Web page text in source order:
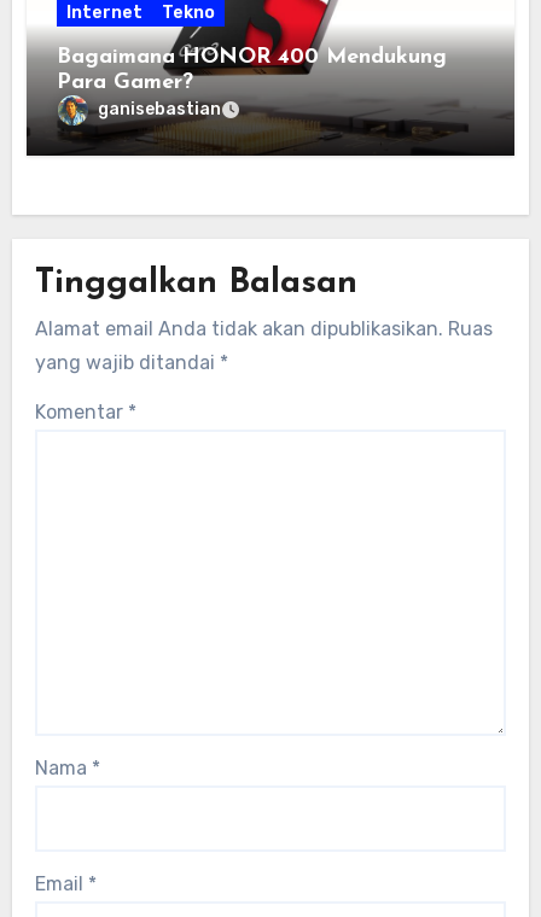
Internet Tekno
Bagaimana HONOR 400 Mendukung
Para Gamer?
ganisebastian
Tinggalkan Balasan
Alamat email Anda tidak akan dipublikasikan. Ruas
yang wajib ditandai *
Komentar *
Nama *
Email *